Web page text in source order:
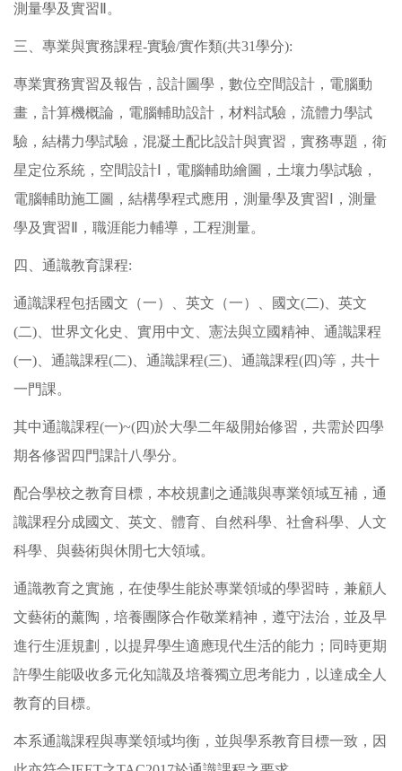
測量學及實習Ⅱ。
三、專業與實務課程-實驗/實作類(共31學分):
專業實務實習及報告，設計圖學，數位空間設計，電腦動
畫，計算機概論，電腦輔助設計，材料試驗，流體力學試
驗，結構力學試驗，混凝土配比設計與實習，實務專題，衛
星定位系統，空間設計Ⅰ，電腦輔助繪圖，土壤力學試驗，
電腦輔助施工圖，結構學程式應用，測量學及實習Ⅰ，測量
學及實習Ⅱ，職涯能力輔導，工程測量。
四、通識教育課程:
通識課程包括國文（一）、英文（一）、國文(二)、英文
(二)、世界文化史、實用中文、憲法與立國精神、通識課程
(一)、通識課程(二)、通識課程(三)、通識課程(四)等，共十
一門課。
其中通識課程(一)~(四)於大學二年級開始修習，共需於四學
期各修習四門課計八學分。
配合學校之教育目標，本校規劃之通識與專業領域互補，通
識課程分成國文、英文、體育、自然科學、社會科學、人文
科學、與藝術與休閒七大領域。
通識教育之實施，在使學生能於專業領域的學習時，兼顧人
文藝術的薰陶，培養團隊合作敬業精神，遵守法治，並及早
進行生涯規劃，以提昇學生適應現代生活的能力；同時更期
許學生能吸收多元化知識及培養獨立思考能力，以達成全人
教育的目標。
本系通識課程與專業領域均衡，並與學系教育目標一致，因